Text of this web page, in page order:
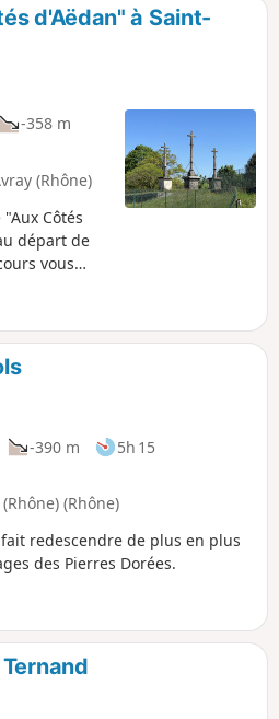
d'Aëdan" à Saint-
-358 m
(Rhône)
Côtés
départ de
vous
de profiter
-390 m
5h 15
(Rhône)
redescendre de plus en plus
des Pierres Dorées.